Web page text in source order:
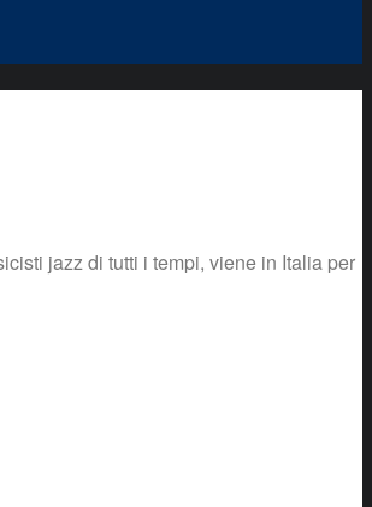
jazz di tutti i tempi, viene in Italia per